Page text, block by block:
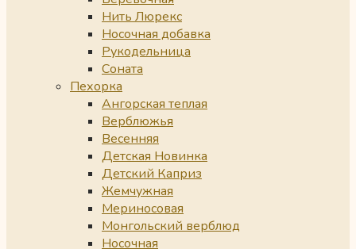
Нить Люрекс
Носочная добавка
Рукодельница
Соната
Пехорка
Ангорская теплая
Верблюжья
Весенняя
Детская Новинка
Детский Каприз
Жемчужная
Мериносовая
Монгольский верблюд
Носочная